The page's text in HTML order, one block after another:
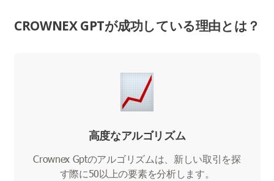
CROWNEX GPTが成功している理由とは？
高度なアルゴリズム
Crownex Gptのアルゴリズムは、新しい取引を探
す際に50以上の要素を分析します。